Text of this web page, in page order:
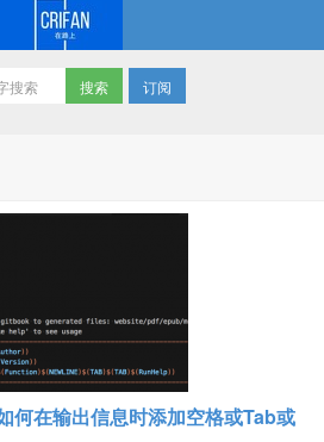
订阅
何在输出信息时添加空格或Tab或